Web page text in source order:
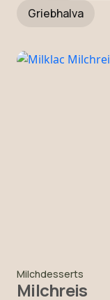
Griebhalva
Milchdesserts
Milchreis